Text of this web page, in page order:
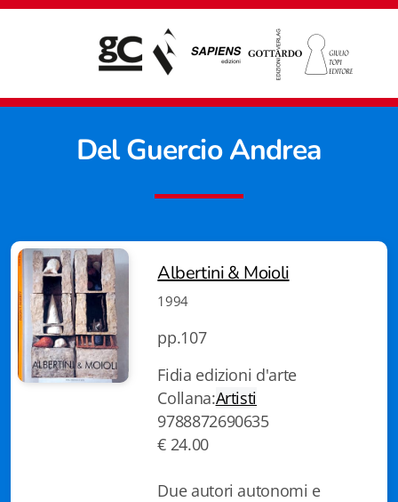
Del Guercio Andrea
Albertini & Moioli
1994
pp.107
Fidia edizioni d'arte
Collana:Artisti
9788872690635
€ 24.00
Due autori autonomi e
Giampiero Casagrande editore
Biblioteca letteraria Nord-Sud